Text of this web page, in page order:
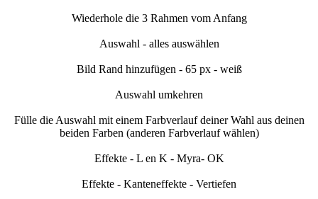
Wiederhole die 3 Rahmen vom Anfang
Auswahl - alles auswählen
Bild Rand hinzufügen - 65 px - weiß
Auswahl umkehren
Fülle die Auswahl mit einem Farbverlauf deiner Wahl aus deinen
beiden Farben (anderen Farbverlauf wählen)
Effekte - L en K - Myra- OK
Effekte - Kanteneffekte - Vertiefen